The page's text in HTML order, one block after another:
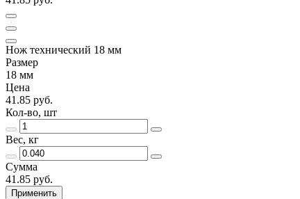
Нож технический 18 мм
Размер
18 мм
Цена
41.85 руб.
Кол-во, шт
Вес, кг
Сумма
41.85 руб.
Применить